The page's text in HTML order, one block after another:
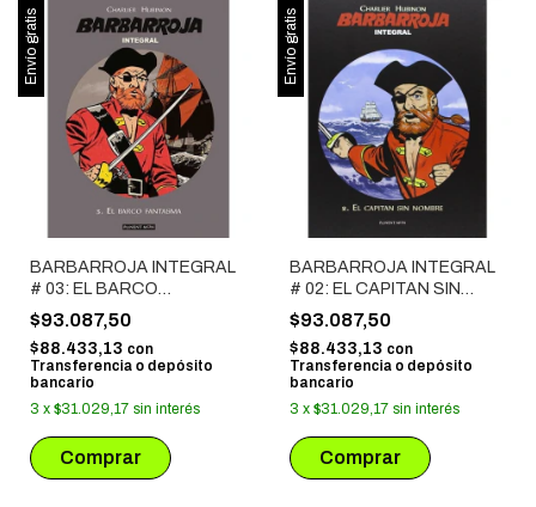
Envío gratis
BARBARROJA INTEGRAL
# 03: EL BARCO
FANTASMA
$93.087,50
$88.433,13 con
Transferencia o depósito
bancario
3 x $31.029,17 sin interés
Envío gratis
BARBARROJA INTEGRAL
# 02: EL CAPITAN SIN
NOMBRE
$93.087,50
$88.433,13 con
Transferencia o depósito
bancario
3 x $31.029,17 sin interés